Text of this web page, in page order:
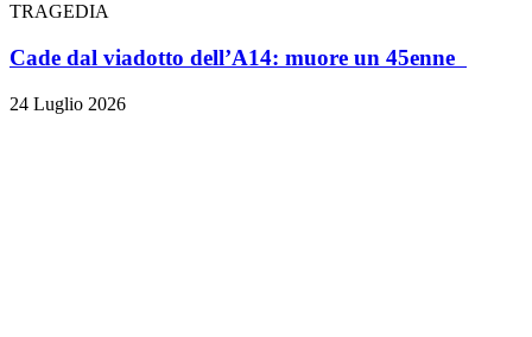
TRAGEDIA
Cade dal viadotto dell’A14: muore un 45enne
24 Luglio 2026